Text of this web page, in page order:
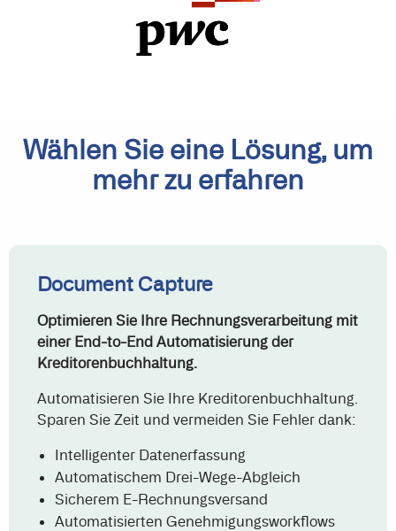
Wählen Sie eine Lösung, um
mehr zu erfahren
Document Capture
Optimieren Sie Ihre Rechnungsverarbeitung mit
einer End-to-End Automatisierung der
Kreditorenbuchhaltung.
Automatisieren Sie Ihre Kreditorenbuchhaltung.
Sparen Sie Zeit und vermeiden Sie Fehler dank:
Intelligenter Datenerfassung
Automatischem Drei-Wege-Abgleich
Sicherem E-Rechnungsversand
Automatisierten Genehmigungsworkflows